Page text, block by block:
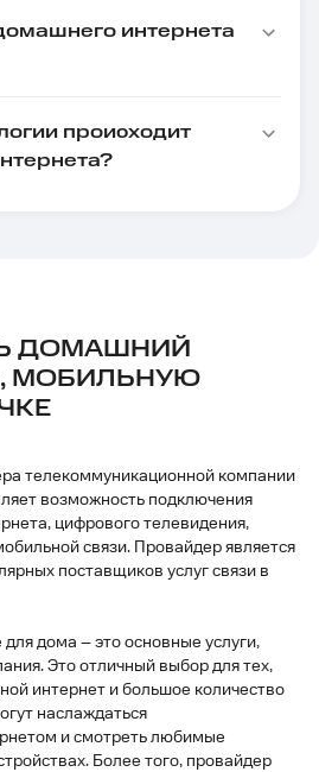
интернета
происходит
ДОМАШНИЙ
МОБИЛЬНУЮ
телекоммуникационной компании
возможность подключения
цифрового телевидения,
связи. Провайдер является
поставщиков услуг связи в
дома – это основные услуги,
Это отличный выбор для тех,
интернет и большое количество
наслаждаться
и смотреть любимые
Более того, провайдер